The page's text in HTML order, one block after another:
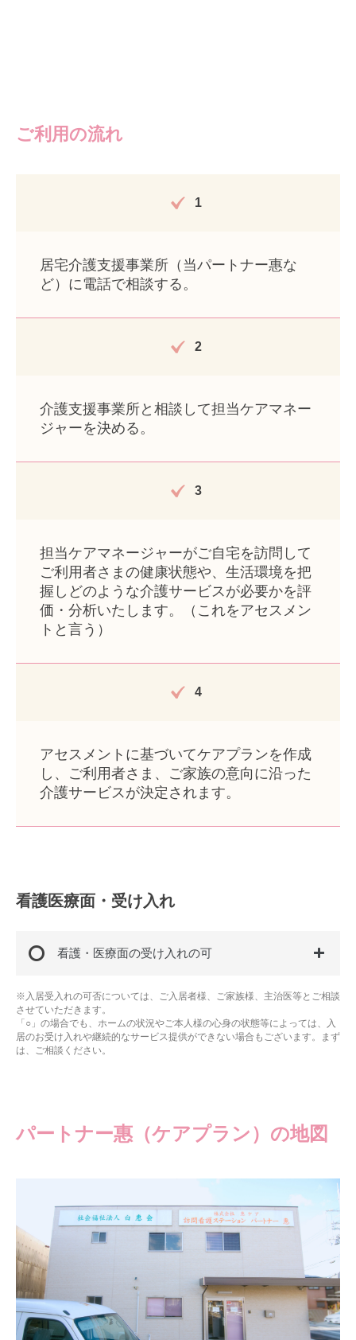
ご利用の流れ
1
居宅介護支援事業所（当パートナー惠な
ど）に電話で相談する。
2
介護支援事業所と相談して担当ケアマネー
ジャーを決める。
3
担当ケアマネージャーがご自宅を訪問して
ご利用者さまの健康状態や、生活環境を把
握しどのような介護サービスが必要かを評
価・分析いたします。（これをアセスメン
トと言う）
4
アセスメントに基づいてケアプランを作成
し、ご利用者さま、ご家族の意向に沿った
介護サービスが決定されます。
看護医療面・受け入れ
看護・医療面の受け入れの可
※入居受入れの可否については、ご入居者様、ご家族様、主治医等とご相談
させていただきます。
「○」の場合でも、ホームの状況やご本人様の心身の状態等によっては、入
居のお受け入れや継続的なサービス提供ができない場合もございます。まず
は、ご相談ください。
パートナー惠（ケアプラン）の地図